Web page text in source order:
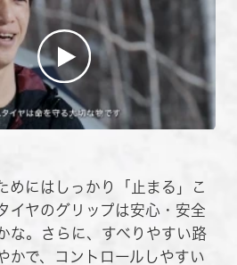
めにはしっかり「止まる」こ
イヤのグリップは安心・安全
な。さらに、すべりやすい路
かで、コントロールしやすい